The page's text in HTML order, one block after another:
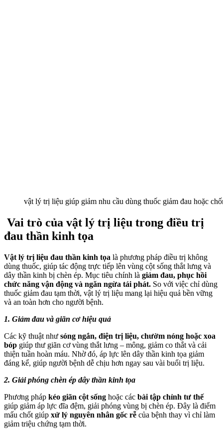
vật lý trị liệu giúp giảm nhu cầu dùng thuốc giảm đau hoặc
Vai trò của vật lý trị liệu trong điều trị
đau thần kinh tọa
Vật lý trị liệu đau thần kinh tọa là phương pháp điều trị không
dùng thuốc, giúp tác động trực tiếp lên vùng cột sống thắt lưng và
dây thần kinh bị chèn ép. Mục tiêu chính là giảm đau, phục hồi
chức năng vận động và ngăn ngừa tái phát. So với việc chỉ dùng
thuốc giảm đau tạm thời, vật lý trị liệu mang lại hiệu quả bền vững
và an toàn hơn cho người bệnh.
1. Giảm đau và giãn cơ hiệu quả
Các kỹ thuật như sóng ngắn, điện trị liệu, chườm nóng hoặc xoa
bóp giúp thư giãn cơ vùng thắt lưng – mông, giảm co thắt và cải
thiện tuần hoàn máu. Nhờ đó, áp lực lên dây thần kinh tọa giảm
đáng kể, giúp người bệnh dễ chịu hơn ngay sau vài buổi trị liệu.
2. Giải phóng chèn ép dây thần kinh tọa
Phương pháp kéo giãn cột sống hoặc các bài tập chỉnh tư thế
giúp giảm áp lực đĩa đệm, giải phóng vùng bị chèn ép. Đây là điểm
mấu chốt giúp xử lý nguyên nhân gốc rễ của bệnh thay vì chỉ làm
giảm triệu chứng tạm thời.